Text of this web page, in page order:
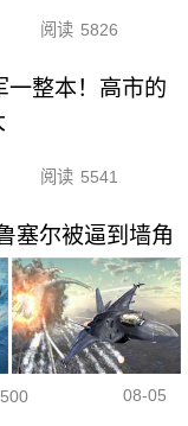
阅读 5826
一整本！高市的
阅读 5541
塞尔被逼到墙角
08-05